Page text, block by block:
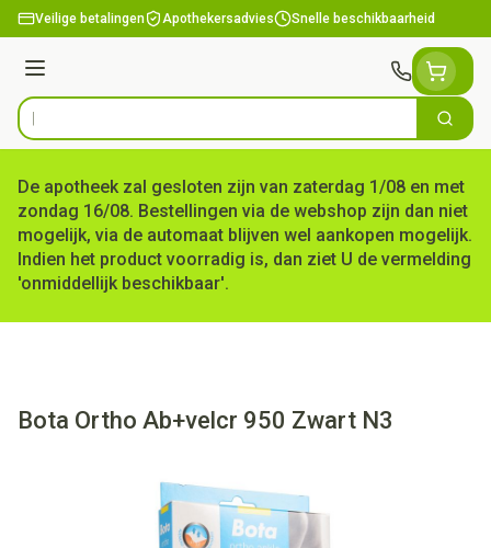
Ga naar de inhoud
Veilige betalingen Apothekersadvies Snelle beschikbaarheid
Menu
Product, merk, categorie... Zoek
De apotheek zal gesloten zijn van zaterdag 1/08 en met
zondag 16/08. Bestellingen via de webshop zijn dan niet
mogelijk, via de automaat blijven wel aankopen mogelijk.
Indien het product voorradig is, dan ziet U de vermelding
'onmiddellijk beschikbaar'.
Bota Ortho Ab+velcr 950 Zwart N3